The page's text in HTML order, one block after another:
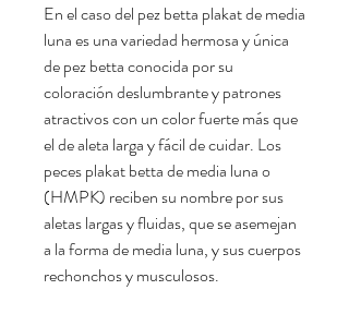
En el caso del pez betta plakat de media
luna es una variedad hermosa y única
de pez betta conocida por su
coloración deslumbrante y patrones
atractivos con un color fuerte más que
el de aleta larga y fácil de cuidar. Los
peces plakat betta de media luna o
(HMPK) reciben su nombre por sus
aletas largas y fluidas, que se asemejan
a la forma de media luna, y sus cuerpos
rechonchos y musculosos.